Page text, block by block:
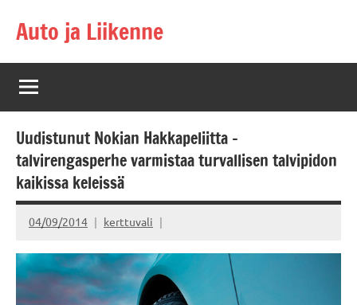
Auto ja Liikenne
Uudistunut Nokian Hakkapeliitta -
talvirengasperhe varmistaa turvallisen talvipidon
kaikissa keleissä
04/09/2014 kerttuvali